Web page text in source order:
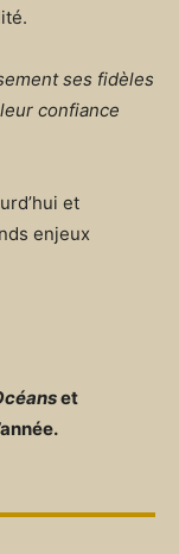
ses fidèles
confiance
et
enjeux
et